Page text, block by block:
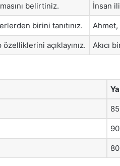
belirtiniz. İnsan
birini tanıtınız. Ahmet,
özelliklerini açıklayınız. Akıcı
85
90
80